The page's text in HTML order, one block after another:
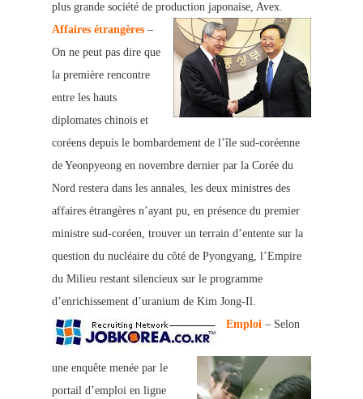
plus grande société de production japonaise, Avex.
Affaires étrangères –
On ne peut pas dire que
la première rencontre
entre les hauts
diplomates chinois et
coréens depuis le bombardement de l’île sud-coréenne
de Yeonpyeong en novembre dernier par la Corée du
Nord restera dans les annales, les deux ministres des
affaires étrangères n’ayant pu, en présence du premier
ministre sud-coréen, trouver un terrain d’entente sur la
question du nucléaire du côté de Pyongyang, l’Empire
du Milieu restant silencieux sur le programme
d’enrichissement d’uranium de Kim Jong-Il.
Emploi – Selon
une enquête menée par le
portail d’emploi en ligne